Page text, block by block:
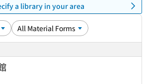
a library in your area